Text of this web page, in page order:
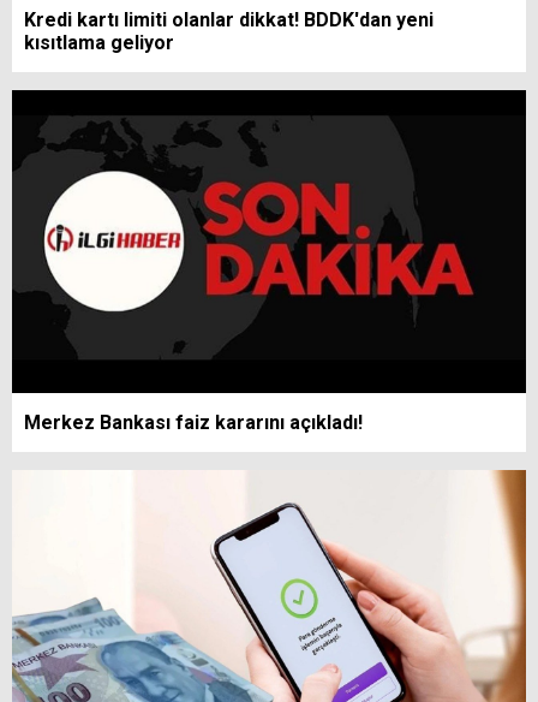
Kredi kartı limiti olanlar dikkat! BDDK'dan yeni
kısıtlama geliyor
Merkez Bankası faiz kararını açıkladı!